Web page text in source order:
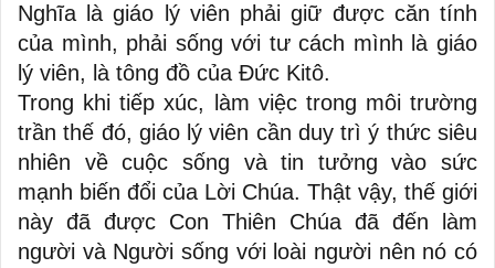
Nghĩa là giáo lý viên phải giữ được căn tính
của mình, phải sống với tư cách mình là giáo
lý viên, là tông đồ của Đức Kitô.
Trong khi tiếp xúc, làm việc trong môi trường
trần thế đó, giáo lý viên cần duy trì ý thức siêu
nhiên về cuộc sống và tin tưởng vào sức
mạnh biến đổi của Lời Chúa. Thật vậy, thế giới
này đã được Con Thiên Chúa đã đến làm
người và Người sống với loài người nên nó có